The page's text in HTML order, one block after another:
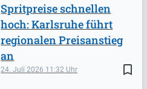
bookmark_border
24. Juli 2026 11:32
Spritpreise schnellen
hoch: Karlsruhe führt
regionalen Preisanstieg
an